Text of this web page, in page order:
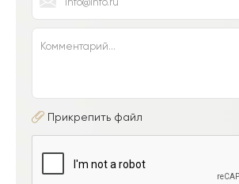
Прикрепить файл